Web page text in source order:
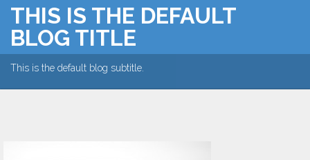
THIS IS THE DEFAULT
BLOG TITLE
This is the default blog subtitle.